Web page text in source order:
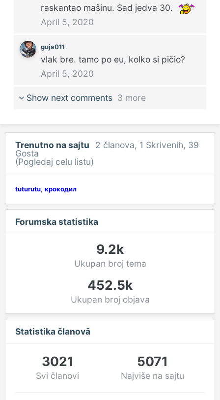
raskantao mašinu. Sad jedva 30.
April 5, 2020
guja011
vlak bre. tamo po eu, kolko si pičio?
April 5, 2020
Show next comments 3 more
Trenutno na sajtu 2 članova, 1 Skrivenih, 39
Gosta
(Pogledaj celu listu)
tuturutu крокодил
Forumska statistika
9.2k
Ukupan broj tema
452.5k
Ukupan broj objava
Statistika članovȃ
3021
Svi članovi
5071
Najviše na sajtu